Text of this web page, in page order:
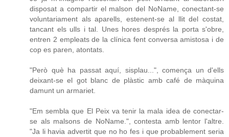
disposat a compartir el malson del NoName, conectant-se
voluntariament als aparells, estenent-se al llit del costat,
tancant els ulls i tal. Unes hores després la porta s'obre,
entren 2 empleats de la clínica fent conversa amistosa i de
cop es paren, atontats.
"Però què ha passat aquí, sisplau...", comença un d'ells
deixant-se el got blanc de plàstic amb café de màquina
damunt un armariet.
"Em sembla que El Peix va tenir la mala idea de conectar-
se als malsons de NoName.", contesta amb lentor l'altre.
"Ja li havia advertit que no ho fes i que probablement seria